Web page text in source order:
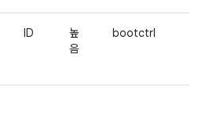
ID
높
음
bootctrl